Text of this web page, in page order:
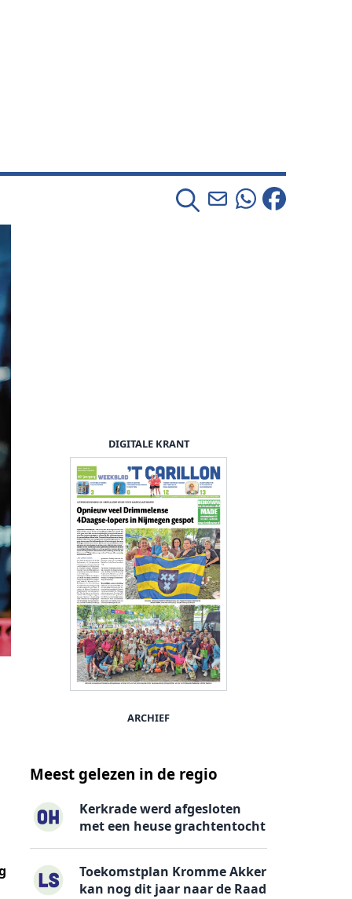
DIGITALE KRANT
ARCHIEF
Meest gelezen in de regio
Kerkrade werd afgesloten
met een heuse grachtentocht
Toekomstplan Kromme Akker
kan nog dit jaar naar de Raad